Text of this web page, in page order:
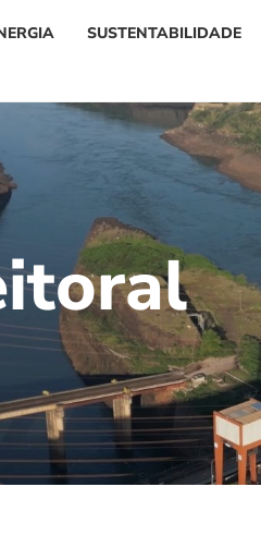
SUSTENTABILIDADE
itoral